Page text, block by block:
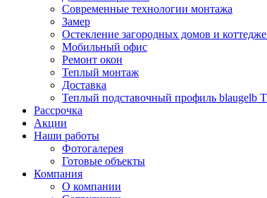
Современные технологии монтажа
Замер
Остекление загородных домов и
Мобильный офис
Ремонт окон
Теплый монтаж
Доставка
Теплый подставочный профиль blaugelb
Рассрочка
Акции
Наши работы
Фотогалерея
Готовые объекты
Компания
О компании